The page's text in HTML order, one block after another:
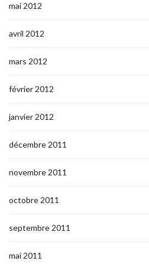
mai 2012
avril 2012
mars 2012
février 2012
janvier 2012
décembre 2011
novembre 2011
octobre 2011
septembre 2011
mai 2011